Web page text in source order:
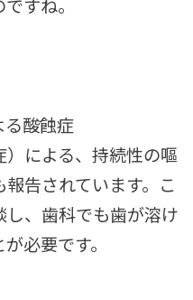
すね。
る酸蝕症
による、持続性の嘔
告されています。こ
、歯科でも歯が溶け
必要です。